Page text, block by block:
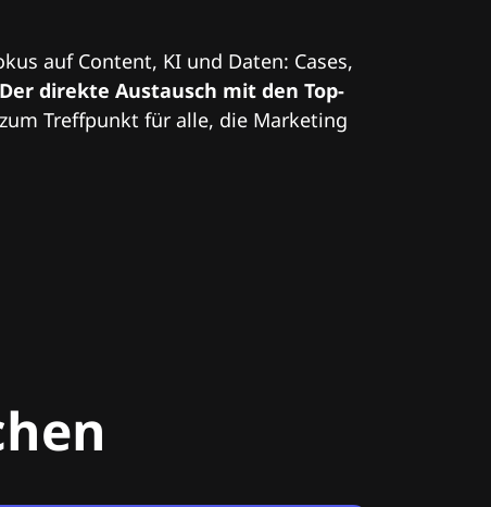
auf Content, KI und Daten: Cases,
Der direkte Austausch mit den Top-
Treffpunkt für alle, die Marketing